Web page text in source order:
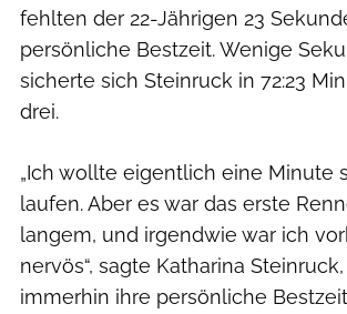
fehlten der 22-Jährigen 23
persönliche Bestzeit. Wenige
sicherte sich Steinruck in 72:23
drei.
„Ich wollte eigentlich eine Minute
laufen. Aber es war das erste
langem, und irgendwie war ich
nervös“, sagte Katharina
immerhin ihre persönliche